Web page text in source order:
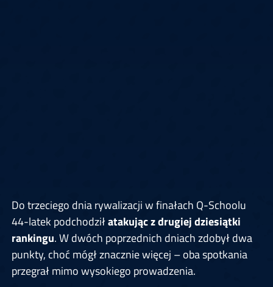
Do trzeciego dnia rywalizacji w finałach Q-Schoolu
44-latek podchodziłatakując z drugiej dziesiątki
rankingu. W dwóch poprzednich dniach zdobył dwa
punkty, choć mógł znacznie więcej – oba spotkania
przegrał mimo wysokiego prowadzenia.